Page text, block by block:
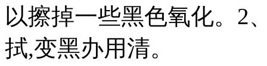
以擦掉一些黑色氧化。2
拭,变黑办用清。